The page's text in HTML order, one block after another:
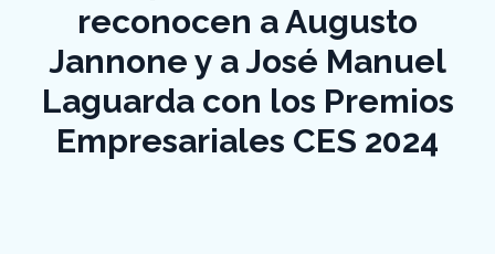
reconocen a Augusto
Jannone y a José Manuel
Laguarda con los Premios
Empresariales CES 2024